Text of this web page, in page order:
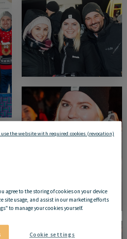
agree to the storing of cookies on your device
site usage, and assist in our marketing efforts
to manage your cookies yourself.
Cookie settings
use the website with required cookies (revocation)